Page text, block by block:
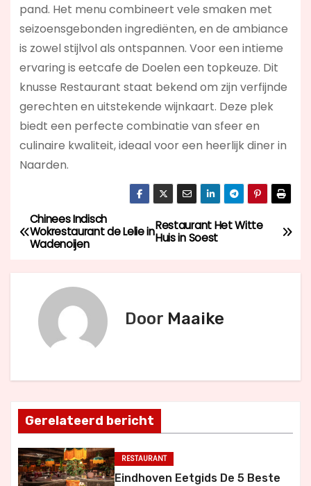
pand. Het menu combineert vele smaken met
seizoensgebonden ingrediënten, en de ambiance
is zowel stijlvol als ontspannen. Voor een intieme
ervaring is eetcafe de Doelen een topkeuze. Dit
knusse Restaurant staat bekend om zijn verfijnde
gerechten en uitstekende wijnkaart. Deze plek
biedt een perfecte combinatie van sfeer en
culinaire kwaliteit, ideaal voor een heerlijk diner in
Naarden.
B
t
n
a
Restaurant Het Witte
Huis in Soest
Chinees Indisch
Wokrestaurant de Lelie in
Wadenoijen
Door Maaike
Gerelateerd bericht
RESTAURANT
Eindhoven Eetgids De 5 Beste